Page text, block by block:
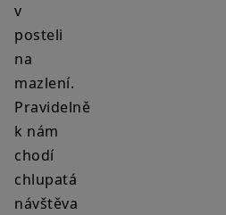
v
posteli
na
mazlení.
Pravidelně
k nám
chodí
chlupatá
návštěva